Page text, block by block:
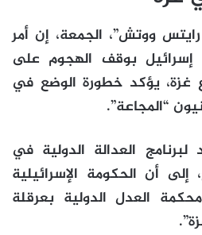
ووتش”، الجمعة، إن أمر
إسرائيل بوقف الهجوم على
يؤكد خطورة الوضع في
“المجاعة”.
لبرنامج العدالة الدولية في
أن الحكومة الإسرائيلية
العدل الدولية بعرقلة